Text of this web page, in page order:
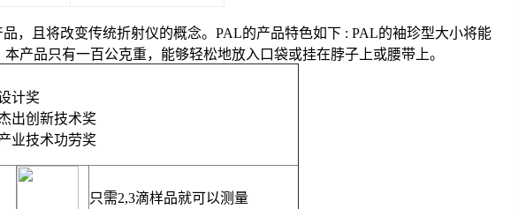
，且将改变传统折射仪的概念。 PAL的产品特色如下 : PAL的袖珍型大小将能
产品只有一百公克重，能够轻松地放入口袋或挂在脖子上或腰带上。
计奖
出创新技术奖
业技术功劳奖
只需2,3滴样品就可以测量